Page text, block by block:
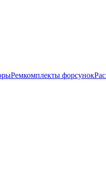
Ремкомплекты форсунок